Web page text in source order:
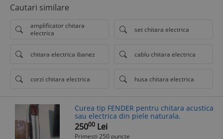
Cautari similare
amplificator chitara
electrica
set chitara electrica
chitara electrica ibanez cablu chitara electrica
corzi chitara electrica husa chitara electrica
Curea tip FENDER pentru chitara acustica
sau electrica din piele naturala.
25000 Lei
Primesti 250 puncte